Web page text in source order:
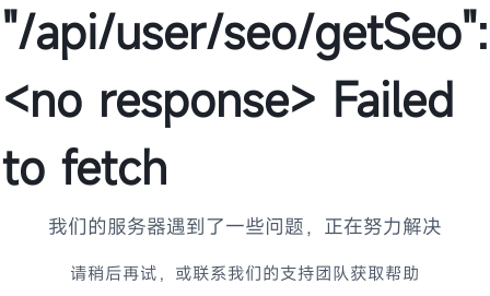
"/api/user/seo/getSeo":
<no response> Failed
to fetch
我们的服务器遇到了一些问题，正在努力解决
请稍后再试，或联系我们的支持团队获取帮助